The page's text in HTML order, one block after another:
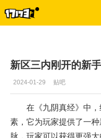
新区三内刚开的新
2024-01-29 贴吧
在《九阴真经》中
素，它为玩家提供了一